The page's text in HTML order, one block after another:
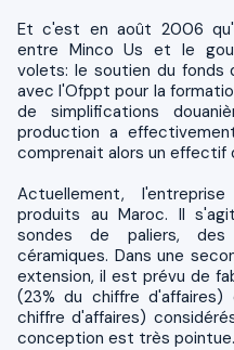
Et c'est en août 2006
entre Minco Us et le
volets: le soutien du fonds
avec l'Ofppt pour la
de simplifications
production a
comprenait alors un effectif
Actuellement,
produits au Maroc. Il
sondes de paliers,
céramiques. Dans une
extension, il est prévu de
(23% du chiffre
chiffre d'affaires)
conception est très pointue.